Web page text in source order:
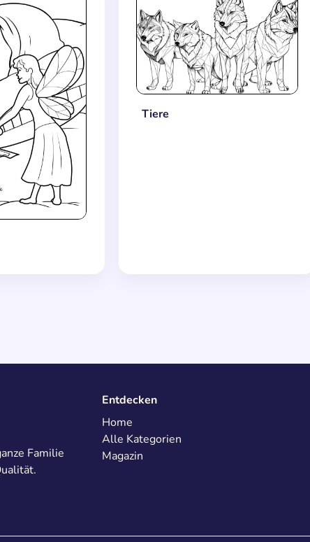
Tiere
Familie
Entdecken
Home
Alle Kategorien
Magazin